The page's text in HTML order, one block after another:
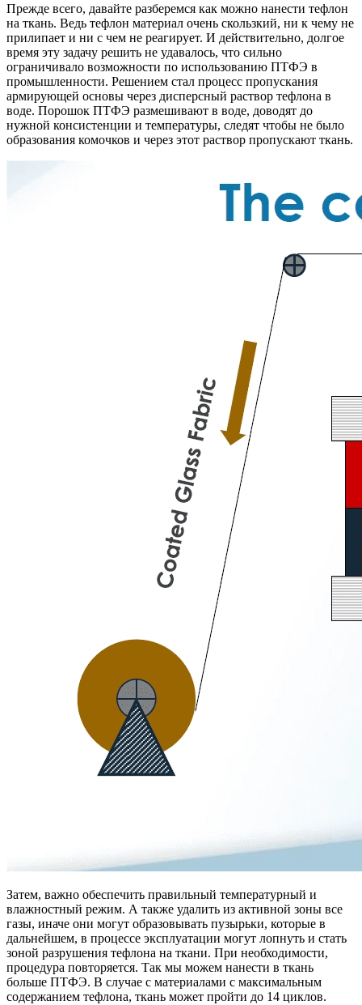
Прежде всего, давайте разберемся как можно нанести тефлон
на ткань. Ведь тефлон материал очень скользкий, ни к чему не
прилипает и ни с чем не реагирует. И действительно, долгое
время эту задачу решить не удавалось, что сильно
ограничивало возможности по использованию ПТФЭ в
промышленности. Решением стал процесс пропускания
армирующей основы через дисперсный раствор тефлона в
воде. Порошок ПТФЭ размешивают в воде, доводят до
нужной консистенции и температуры, следят чтобы не было
образования комочков и через этот раствор пропускают ткань.
Затем, важно обеспечить правильный температурный и
влажностный режим. А также удалить из активной зоны все
газы, иначе они могут образовывать пузырьки, которые в
дальнейшем, в процессе эксплуатации могут лопнуть и стать
зоной разрушения тефлона на ткани. При необходимости,
процедура повторяется. Так мы можем нанести в ткань
больше ПТФЭ. В случае с материалами с максимальным
содержанием тефлона, ткань может пройти до 14 циклов.